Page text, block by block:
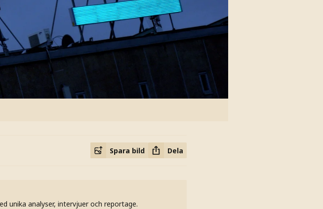
Spara bild Dela
unika analyser, intervjuer och reportage.